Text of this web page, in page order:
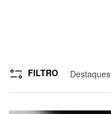
FILTRO Destaques